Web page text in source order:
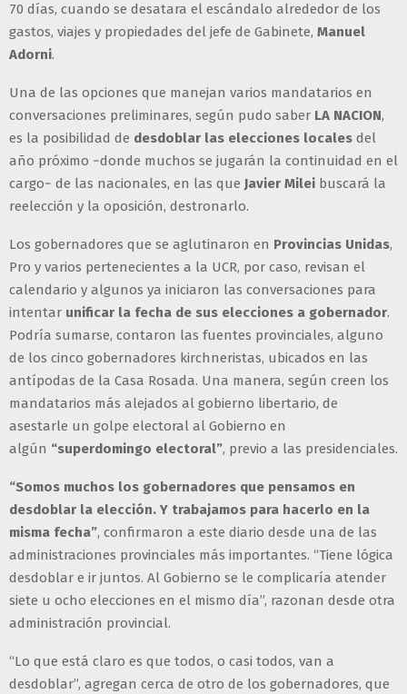
70 días, cuando se desatara el escándalo alrededor de los
gastos, viajes y propiedades del jefe de Gabinete, Manuel
Adorni.
Una de las opciones que manejan varios mandatarios en
conversaciones preliminares, según pudo saber LA NACION,
es la posibilidad de desdoblar las elecciones locales del
año próximo −donde muchos se jugarán la continuidad en el
cargo− de las nacionales, en las que Javier Milei buscará la
reelección y la oposición, destronarlo.
Los gobernadores que se aglutinaron en Provincias Unidas,
Pro y varios pertenecientes a la UCR, por caso, revisan el
calendario y algunos ya iniciaron las conversaciones para
intentar unificar la fecha de sus elecciones a gobernador.
Podría sumarse, contaron las fuentes provinciales, alguno
de los cinco gobernadores kirchneristas, ubicados en las
antípodas de la Casa Rosada. Una manera, según creen los
mandatarios más alejados al gobierno libertario, de
asestarle un golpe electoral al Gobierno en
algún “superdomingo electoral”, previo a las presidenciales.
“Somos muchos los gobernadores que pensamos en
desdoblar la elección. Y trabajamos para hacerlo en la
misma fecha”, confirmaron a este diario desde una de las
administraciones provinciales más importantes. “Tiene lógica
desdoblar e ir juntos. Al Gobierno se le complicaría atender
siete u ocho elecciones en el mismo día”, razonan desde otra
administración provincial.
“Lo que está claro es que todos, o casi todos, van a
desdoblar”, agregan cerca de otro de los gobernadores, que